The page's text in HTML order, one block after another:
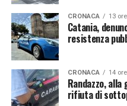
CRONACA 13
Catania,
resistenza
CRONACA 14
Randazzo,
rifiuta di